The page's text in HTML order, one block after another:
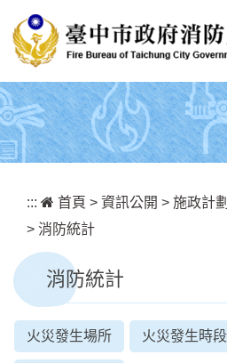
::: 首頁 > 資訊公開 > 施政計
> 消防統計
消防統計
火災發生場所 火災發生時段